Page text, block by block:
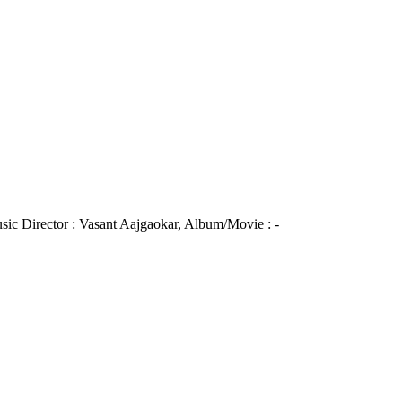
Director : Vasant Aajgaokar, Album/Movie : -